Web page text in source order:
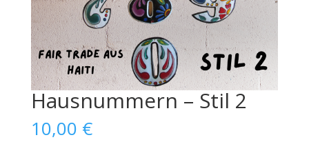
Hausnummern – Stil 2
10,00 €